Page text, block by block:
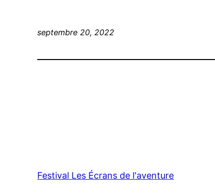
septembre 20, 2022
Festival Les Écrans de l'aventure